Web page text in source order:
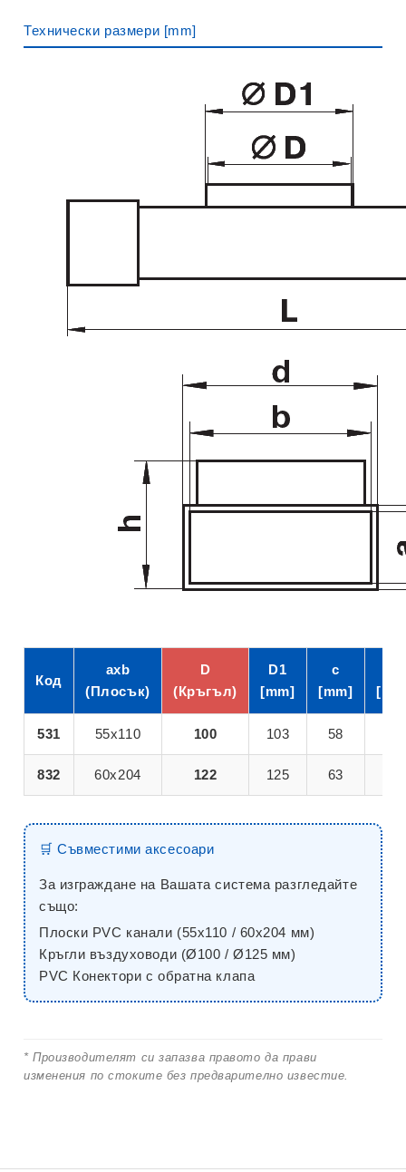
Технически размери [mm]
Код
axb
(Плосък)
D
(Кръгъл)
D1
[mm]
c
[mm]
531 55x110 100 103 58
832 60x204 122 125 63
🛒 Съвместими аксесоари
За изграждане на Вашата система разгледайте
също:
Плоски PVC канали (55x110 / 60x204 мм)
Кръгли въздуховоди (Ø100 / Ø125 мм)
PVC Конектори с обратна клапа
* Производителят си запазва правото да прави
изменения по стоките без предварително известие.